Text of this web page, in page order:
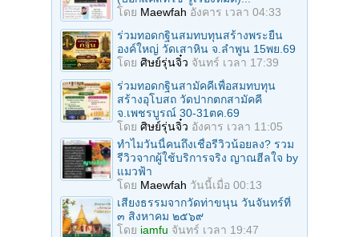
โดย Maewfah อังคาร เวลา 04:33
ร่วมทอดกฐินสมทบทุนสร้างพระยืน
องค์ใหญ่ วัดเสาหิน จ.ลําพูน 15พย.69
โดย ศิษย์รุ่นจิ๋ว จันทร์ เวลา 17:39
ร่วมทอดกฐินสามัคคีเพื่อสมทบทุน
สร้างอุโบสถ วัดปากตกสามัคคี
จ.เพชรบูรณ์ 30-31ตค.69
โดย ศิษย์รุ่นจิ๋ว อังคาร เวลา 11:05
ทำไมวันนี้คนถึงเชื่อรีวิวน้อยลง? รวม
รีวิวจากผู้ใช้บริการจริง ญาณฮีลใจ by
แมวฟ้า
โดย Maewfah วันนี้เมื่อ 00:13
เสียงธรรมจากวัดท่าขนุน วันจันทร์ที่
๓ สิงหาคม ๒๕๖๙
โดย iamfu จันทร์ เวลา 19:47